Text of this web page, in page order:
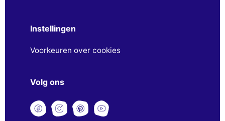
Instellingen
Voorkeuren over cookies
Volg ons